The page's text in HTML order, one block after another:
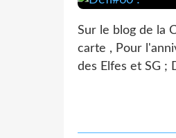
Sur le blog de la
carte , Pour
des Elfes et SG ;